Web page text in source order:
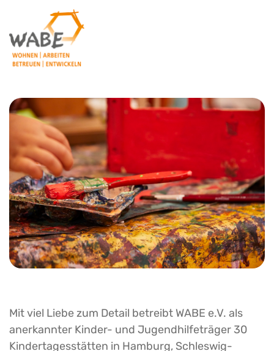
Mit viel Liebe zum Detail betreibt WABE e.V. als
anerkannter Kinder- und Jugendhilfeträger 30
Kindertagesstätten in Hamburg, Schleswig-